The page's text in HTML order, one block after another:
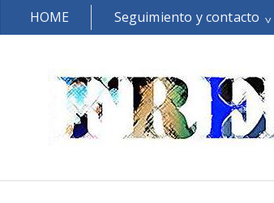
HOME Seguimiento y contacto